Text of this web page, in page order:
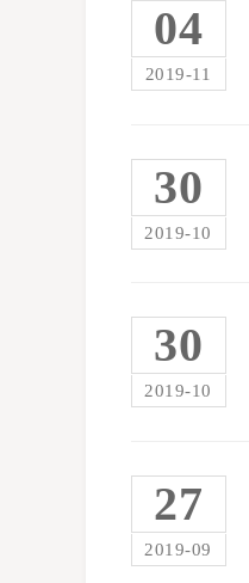
04
2019-11
30
2019-10
30
2019-10
27
2019-09